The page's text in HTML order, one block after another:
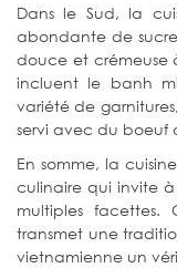
Dans le Sud, la
abondante de
douce et crémeuse
incluent le banh
variété de
servi avec du boeuf
En somme, la
culinaire qui invite
multiples
transmet une
vietnamienne un